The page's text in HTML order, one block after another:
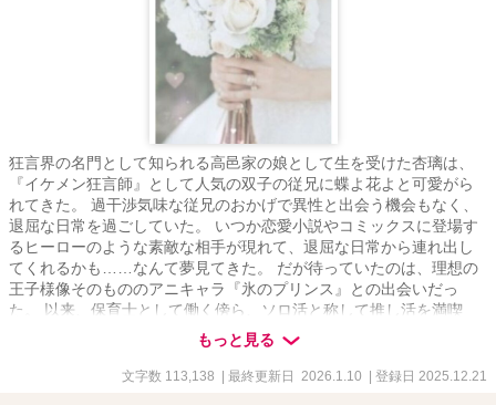
狂言界の名門として知られる高邑家の娘として生を受けた杏璃は、
『イケメン狂言師』として人気の双子の従兄に蝶よ花よと可愛がら
れてきた。 過干渉気味な従兄のおかげで異性と出会う機会もなく、
退屈な日常を過ごしていた。 いつか恋愛小説やコミックスに登場す
るヒーローのような素敵な相手が現れて、退屈な日常から連れ出し
てくれるかも……なんて夢見てきた。 だが待っていたのは、理想の
王子様像そのもののアニキャラ『氷のプリンス』との出会いだっ
た。 以来、保育士として働く傍ら、ソロ活と称して推し活を満喫
中。 そんな杏璃の元に突如縁談話が舞い込んでくるのだが、見合い
当日、相手にドタキャンされてしまう。 そこに現れたのが、なんと
推し――氷のプリンスにそっくりな美容外科医・鷹村央輔だった。
もっと見る
文字数 113,138 | 最終更新日 2026.1.10 | 登録日 2025.12.21